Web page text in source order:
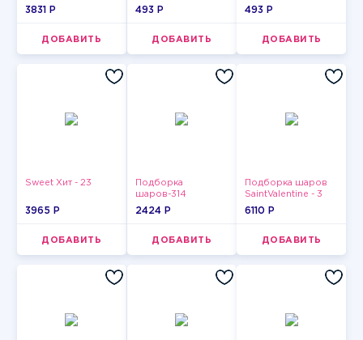
3831 P
ДОБАВИТЬ
493 P
ДОБАВИТЬ
2
493 P
ДОБАВИТЬ
Sweet Хит - 23
3965 P
ДОБАВИТЬ
Подборка
шаров-314
2424 P
ДОБАВИТЬ
Подборка шаров
SaintValentine - 3
6110 P
ДОБАВИТЬ